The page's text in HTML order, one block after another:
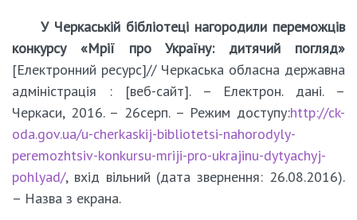
У Черкаській бібліотеці нагородили переможців
конкурсу «Мрії про Україну: дитячий погляд»
[Електронний ресурс]// Черкаська обласна державна
адміністрація : [веб-сайт]. – Електрон. дані. –
Черкаси, 2016. – 26серп. – Режим доступу:http://ck-
oda.gov.ua/u-cherkaskij-bibliotetsi-nahorodyly-
peremozhtsiv-konkursu-mriji-pro-ukrajinu-dytyachyj-
pohlyad/, вхід вільний (дата звернення: 26.08.2016).
– Назва з екрана.